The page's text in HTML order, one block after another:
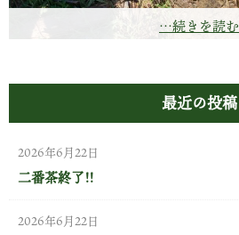
…続きを読む
最近の投稿
二番茶終了!!
2026年6月22日
2026年6月22日